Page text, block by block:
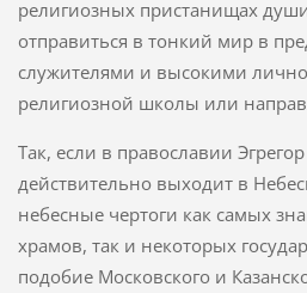
религиозных пристанищах
отправиться в тонкий мир в
служителями и высокими
религиозной школы или
Так, если в православии
действительно выходит в
небесные чертоги как самых
храмов, так и некоторых
подобие Московского и